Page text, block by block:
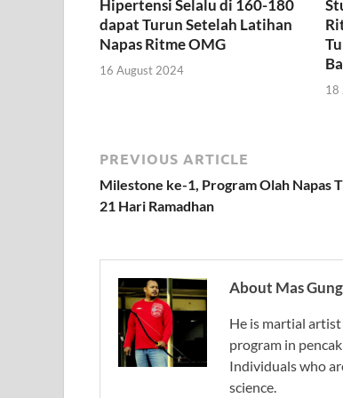
Hipertensi Selalu di 160-180
dapat Turun Setelah Latihan
Napas Ritme OMG
16 August 2024
18
PREVIOUS ARTICLE
Milestone ke-1, Program Olah Napas
21 Hari Ramadhan
About Mas
He is martial
program in
Individuals who
science.